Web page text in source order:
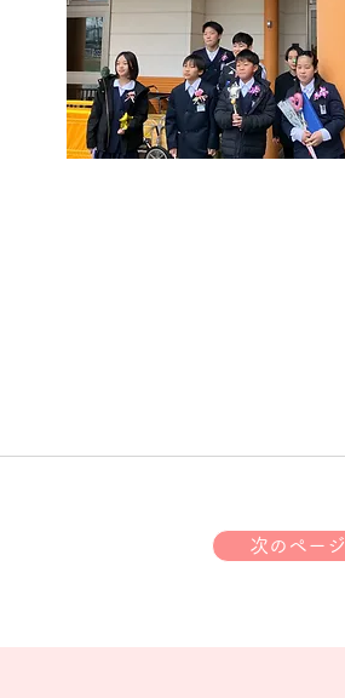
次のページ